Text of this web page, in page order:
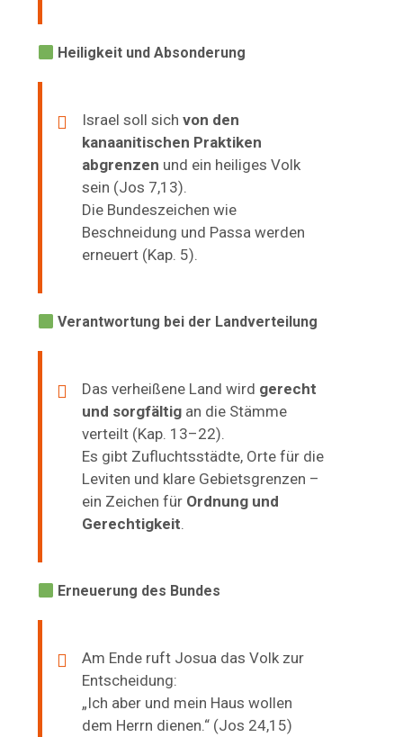
Heiligkeit und Absonderung
Israel soll sichvon den
kanaanitischen Praktiken
abgrenzen und ein heiliges Volk
sein (Jos 7,13).
Die Bundeszeichen wie
Beschneidung und Passa werden
erneuert (Kap. 5).
Verantwortung bei der Landverteilung
Das verheißene Land wird gerecht
und sorgfältig an die Stämme
verteilt (Kap. 13–22).
Es gibt Zufluchtsstädte, Orte für die
Leviten und klare Gebietsgrenzen –
ein Zeichen für Ordnung und
Gerechtigkeit.
Erneuerung des Bundes
Am Ende ruft Josua das Volk zur
Entscheidung:
„Ich aber und mein Haus wollen
dem Herrn dienen.“ (Jos 24,15)